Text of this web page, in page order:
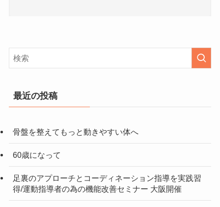
最近の投稿
骨盤を整えてもっと動きやすい体へ
60歳になって
足裏のアプローチとコーディネーション指導を実践習
得/運動指導者の為の機能改善セミナー 大阪開催